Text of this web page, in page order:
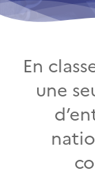
En
une